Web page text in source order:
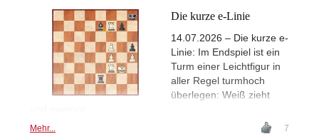
Die kurze e-Linie
14.07.2026 – Die kurze e-
Linie: Im Endspiel ist ein
Turm einer Leichtfigur in
aller Regel turmhoch
überlegen: Weiß zieht
Mehr... 7